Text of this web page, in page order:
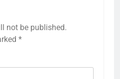
not be published.
*